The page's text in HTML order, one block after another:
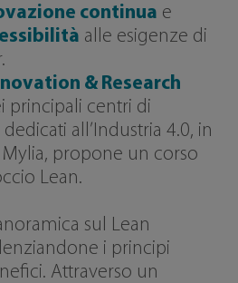
continua e
alle esigenze di
& Research
principali centri di
all’Industria 4.0, in
propone un corso
Lean.
sul Lean
i principi
Attraverso un